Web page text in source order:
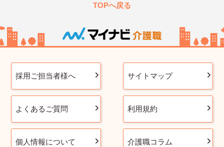
TOPへ戻る
採用ご担当者様へ サイトマップ
よくあるご質問 利用規約
個人情報について 介護職コラム